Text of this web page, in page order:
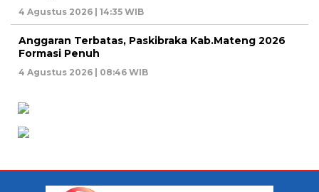
4 Agustus 2026 | 14:35 WIB
Anggaran Terbatas, Paskibraka Kab.Mateng 2026
Formasi Penuh
4 Agustus 2026 | 08:46 WIB